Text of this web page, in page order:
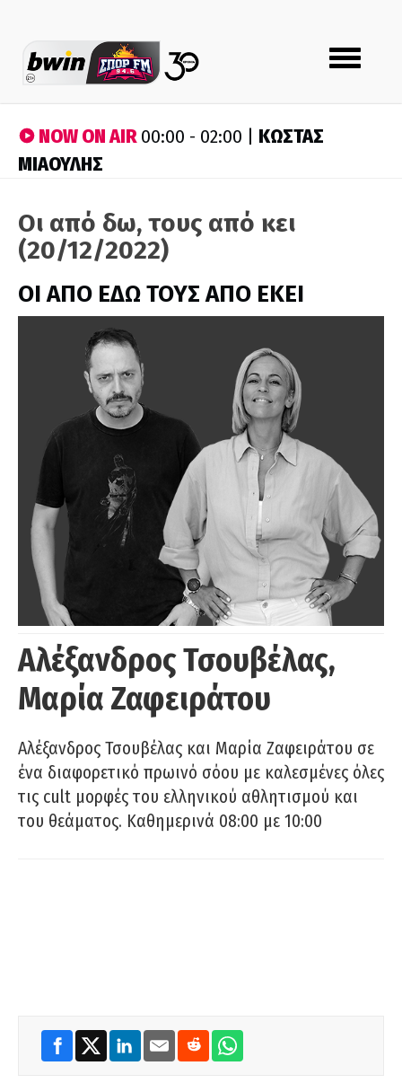
Toggle
navigation
NOW ON AIR00:00 - 02:00 | ΚΩΣΤΑΣ
ΜΙΑΟΥΛΗΣ
Οι από δω, τους από κει
(20/12/2022)
ΟΙ ΑΠΟ ΕΔΩ ΤΟΥΣ ΑΠΟ ΕΚΕΙ
Αλέξανδρος Τσουβέλας,
Μαρία Ζαφειράτου
Αλέξανδρος Τσουβέλας και Μαρία Ζαφειράτου σε
ένα διαφορετικό πρωινό σόου με καλεσμένες όλες
τις cult μορφές του ελληνικού αθλητισμού και
του θεάματος. Καθημερινά 08:00 με 10:00